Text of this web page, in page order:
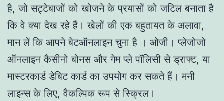
है, जो सट्टेबाजों को खोजने के प्रयासों को जटिल बनाता है
कि वे क्या देख रहे हैं। खेलों की एक बहुतायत के अलावा,
मान लें कि आपने बेटऑनलाइन चुना है । ओजी। प्लेजोजो
ऑनलाइन कैसीनो बोनस और गेम प्ले पॉलिसी से ड्राफ्ट, या
मास्टरकार्ड डेबिट कार्ड का उपयोग कर सकते हैं। मनी
लाइन्स के लिए, वैकल्पिक रूप से स्क्रिल।